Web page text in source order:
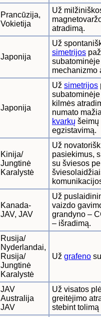
Prancūzija,
Vokietija
Už
atradimą.
Japonija
Už
simetrijos
mechanizmo
Japonija
Už simetrijos
kilmės
numato
kvarkų šeimų
egzistavimą.
Kinija/
Jungtinė
Karalystė
Už
pasiekimus,
su šviesos
Kanada-
JAV, JAV
Už
vaizdo
grandyno –
– išradimą.
Rusija/
Nyderlandai,
Rusija/
Jungtinė
Karalystė
Už grafeno
JAV
Australija
JAV
Už visatos
greitėjimo
stebint